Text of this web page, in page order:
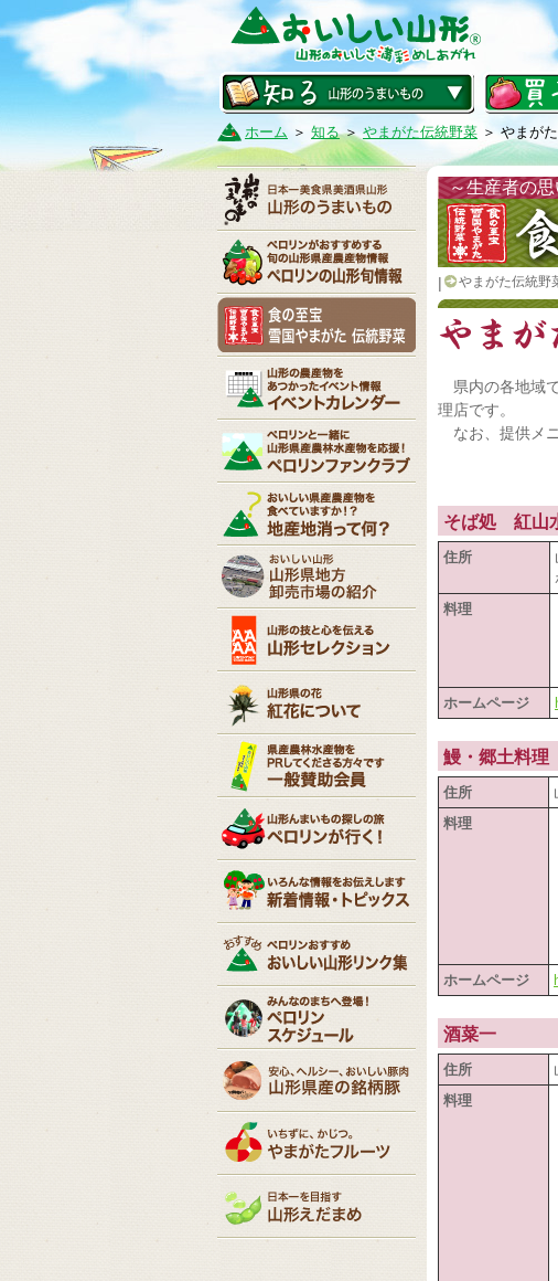
ホーム ＞ 知る＞やまがた伝統野菜 ＞ やまが
～生産者の
| やまがた伝統野
県内の各地域
理店です。
なお、提供メ
そば処 紅山
住所
料理
ホームページ
鰻・郷土料
住所
料理
ホームページ
酒菜一
住所
料理